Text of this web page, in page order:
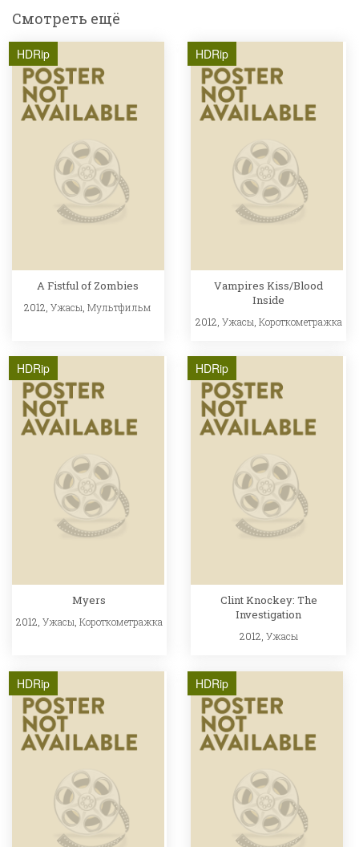
Смотреть ещё
HDRip
A Fistful of Zombies
2012,Ужасы ,Мультфильм
HDRip
Vampires Kiss/Blood
Inside
2012, Ужасы Короткометражка
HDRip
Myers
2012, Ужасы, Короткометражка
HDRip
Clint Knockey: The
Investigation
2012, Ужасы
HDRip HDRip